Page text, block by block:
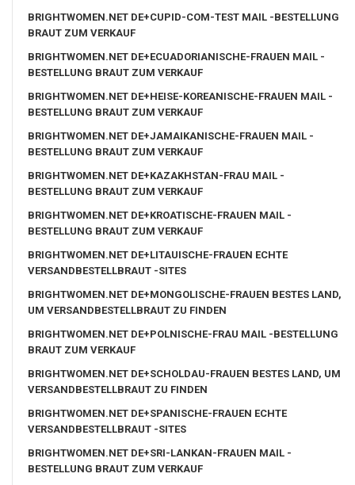
BRIGHTWOMEN.NET DE+CUPID-COM-TEST MAIL -BESTELLUNG
BRAUT ZUM VERKAUF
BRIGHTWOMEN.NET DE+ECUADORIANISCHE-FRAUEN MAIL -
BESTELLUNG BRAUT ZUM VERKAUF
BRIGHTWOMEN.NET DE+HEISE-KOREANISCHE-FRAUEN MAIL -
BESTELLUNG BRAUT ZUM VERKAUF
BRIGHTWOMEN.NET DE+JAMAIKANISCHE-FRAUEN MAIL -
BESTELLUNG BRAUT ZUM VERKAUF
BRIGHTWOMEN.NET DE+KAZAKHSTAN-FRAU MAIL -
BESTELLUNG BRAUT ZUM VERKAUF
BRIGHTWOMEN.NET DE+KROATISCHE-FRAUEN MAIL -
BESTELLUNG BRAUT ZUM VERKAUF
BRIGHTWOMEN.NET DE+LITAUISCHE-FRAUEN ECHTE
VERSANDBESTELLBRAUT -SITES
BRIGHTWOMEN.NET DE+MONGOLISCHE-FRAUEN BESTES LAND,
UM VERSANDBESTELLBRAUT ZU FINDEN
BRIGHTWOMEN.NET DE+POLNISCHE-FRAU MAIL -BESTELLUNG
BRAUT ZUM VERKAUF
BRIGHTWOMEN.NET DE+SCHOLDAU-FRAUEN BESTES LAND, UM
VERSANDBESTELLBRAUT ZU FINDEN
BRIGHTWOMEN.NET DE+SPANISCHE-FRAUEN ECHTE
VERSANDBESTELLBRAUT -SITES
BRIGHTWOMEN.NET DE+SRI-LANKAN-FRAUEN MAIL -
BESTELLUNG BRAUT ZUM VERKAUF